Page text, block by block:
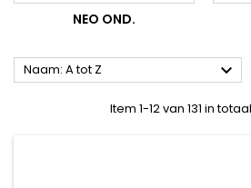
NEO OND.
Naam: A tot Z 
Item 1-12 van 131 in